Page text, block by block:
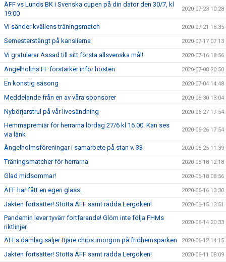
ÄFF vs Lunds BK i Svenska cupen på din dator den 30/7, kl
19:00
2020-07-23 10:28
Vi sänder kvällens träningsmatch 2020-07-21 18:35
Semesterstängt på kanslierna 2020-07-17 07:13
Vi gratulerar Assad till sitt första allsvenska mål! 2020-07-16 18:56
Ängelholms FF förstärker inför hösten 2020-07-08 20:50
En konstig säsong 2020-07-04 14:48
Meddelande från en av våra sponsorer 2020-06-30 13:04
Nybörjarstrul på vår livesändning 2020-06-27 17:54
Hemmapremiär för herrarna lördag 27/6 kl 16.00. Kan ses
via länk
2020-06-26 17:54
Ängelholmsföreningar i samarbete på stan v. 33 2020-06-25 11:39
Träningsmatcher för herrarna 2020-06-18 12:18
Glad midsommar! 2020-06-18 08:56
ÄFF har fått en egen glass. 2020-06-16 13:30
Jakten fortsätter! Stötta ÄFF samt rädda Lergöken! 2020-06-15 13:51
Pandemin lever tyvärr fortfarande! Glöm inte följa FHMs
riktlinjer.
2020-06-14 20:33
ÄFFs damlag säljer Bjäre chips imorgon på fridhemsparken 2020-06-12 14:15
Jakten fortsätter! Stötta ÄFF samt rädda Lergöken! 2020-06-11 08:09